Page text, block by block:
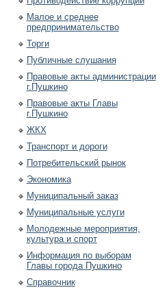
Малое и среднее
предпринимательство
Торги
Публичные слушания
Правовые акты администрации
г.Пушкино
Правовые акты Главы
г.Пушкино
ЖКХ
Транспорт и дороги
Потребительский рынок
Экономика
Муниципальный заказ
Муниципальные услуги
Молодежные мероприятия,
культура и спорт
Информация по выборам
Главы города Пушкино
Справочник